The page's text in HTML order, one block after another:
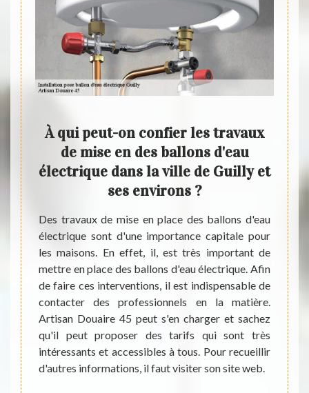
et
de
qui
peut
et
le
À qui peut-on confier les travaux
de mise en des ballons d'eau
électrique dans la ville de Guilly et
ses environs ?
Des travaux de mise en place des ballons d'eau
électrique sont d'une importance capitale pour
les maisons. En effet, il, est très important de
mettre en place des ballons d'eau électrique. Afin
de faire ces interventions, il est indispensable de
contacter des professionnels en la matière.
Artisan Douaire 45 peut s'en charger et sachez
qu'il peut proposer des tarifs qui sont très
intéressants et accessibles à tous. Pour recueillir
d'autres informations, il faut visiter son site web.
Les
sont